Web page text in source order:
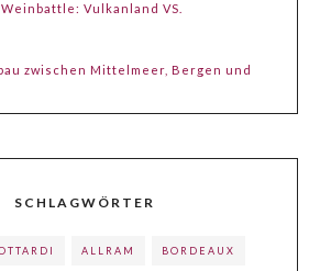
Vulkanland VS.
zwischen Mittelmeer, Bergen und
SCHLAGWÖRTER
ALLRAM BORDEAUX